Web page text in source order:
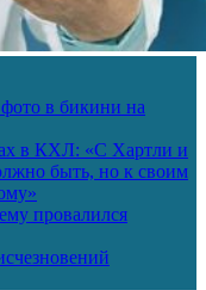
в бикини на
в КХЛ: «С Хартли и
быть, но к своим
провалился